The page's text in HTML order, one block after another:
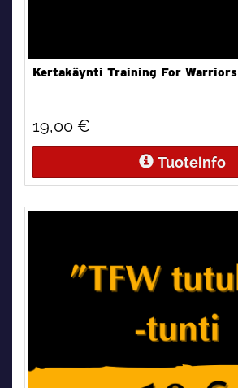
Kertakäynti Training For Warriors
19,00 €
Tuoteinfo